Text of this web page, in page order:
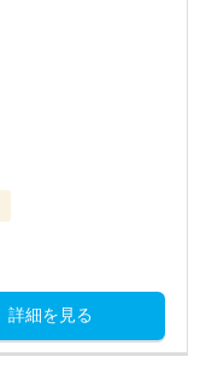
詳細を見る